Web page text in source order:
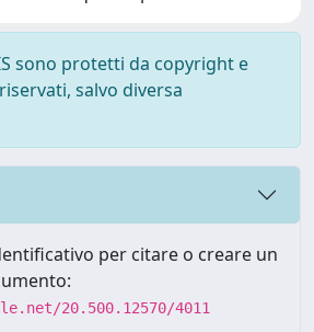
sono protetti da copyright e
salvo diversa
per citare o creare un
20.500.12570/4011